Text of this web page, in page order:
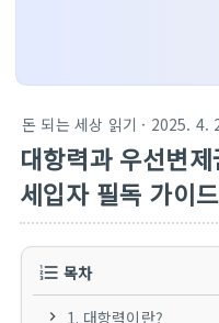
돈 되는 세상 읽기 · 2025. 4.
대항력과 우선변
세입자 필독 가이드
목차
1. 대항력이란?